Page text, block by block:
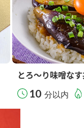
とろ～り味噌な
10 分以内